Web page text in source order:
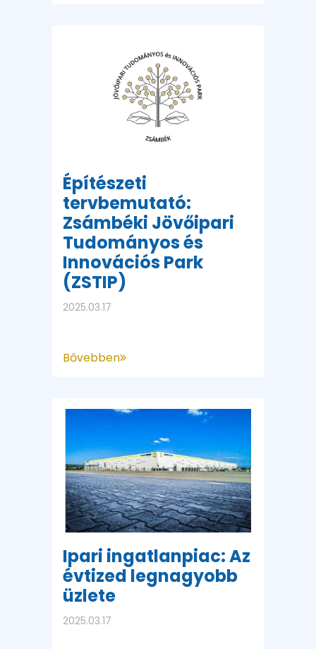
Építészeti
tervbemutató:
Zsámbéki Jövőipari
Tudományos és
Innovációs Park
(ZSTIP)
2025.03.17
Bővebben
Ipari ingatlanpiac: Az
évtized legnagyobb
üzlete
2025.03.17